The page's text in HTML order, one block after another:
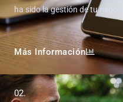
ha sido la gestión de tu
Más Información
02.